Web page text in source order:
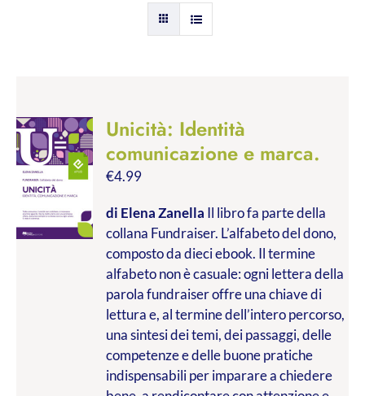
Unicità: Identità
comunicazione e marca.
€4.99
di Elena Zanella Il libro fa parte della
collana Fundraiser. L’alfabeto del dono,
composto da dieci ebook. Il termine
alfabeto non è casuale: ogni lettera della
parola fundraiser offre una chiave di
lettura e, al termine dell’intero percorso,
una sintesi dei temi, dei passaggi, delle
competenze e delle buone pratiche
indispensabili per imparare a chiedere